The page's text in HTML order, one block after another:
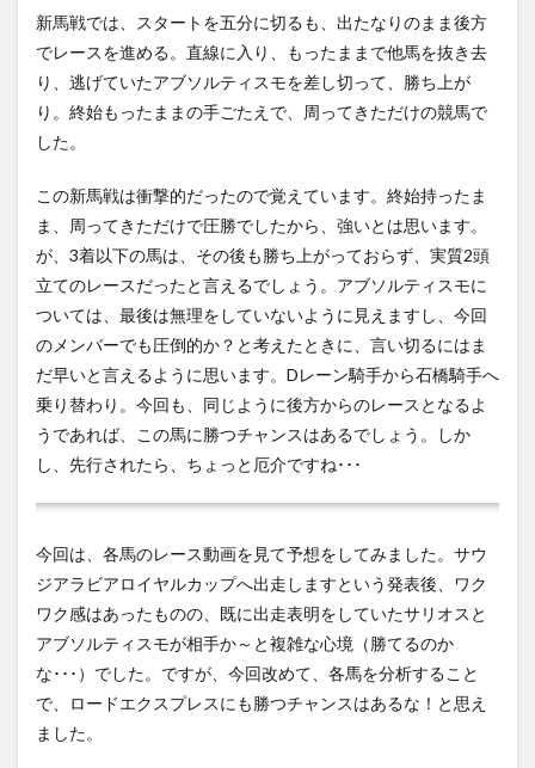
新馬戦では、スタートを五分に切るも、出たなりのまま後方
でレースを進める。直線に入り、もったままで他馬を抜き去
り、逃げていたアブソルティスモを差し切って、勝ち上が
り。終始もったままの手ごたえで、周ってきただけの競馬で
した。
この新馬戦は衝撃的だったので覚えています。終始持ったま
ま、周ってきただけで圧勝でしたから、強いとは思います。
が、3着以下の馬は、その後も勝ち上がっておらず、実質2頭
立てのレースだったと言えるでしょう。アブソルティスモに
ついては、最後は無理をしていないように見えますし、今回
のメンバーでも圧倒的か？と考えたときに、言い切るにはま
だ早いと言えるように思います。Dレーン騎手から石橋騎手へ
乗り替わり。今回も、同じように後方からのレースとなるよ
うであれば、この馬に勝つチャンスはあるでしょう。しか
し、先行されたら、ちょっと厄介ですね･･･
今回は、各馬のレース動画を見て予想をしてみました。サウ
ジアラビアロイヤルカップへ出走しますという発表後、ワク
ワク感はあったものの、既に出走表明をしていたサリオスと
アブソルティスモが相手か～と複雑な心境（勝てるのか
な･･･）でした。ですが、今回改めて、各馬を分析すること
で、ロードエクスプレスにも勝つチャンスはあるな！と思え
ました。